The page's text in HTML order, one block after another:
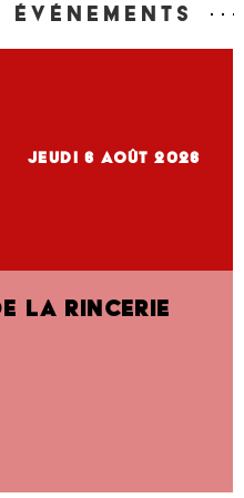
événements
jeudi 6Août 2026
LA RINCERIE